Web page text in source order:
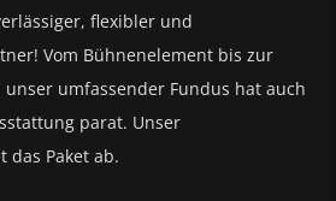
flexibler und
Vom Bühnenelement bis zur
unser umfassender Fundus hat auch
parat. Unser
das Paket ab.